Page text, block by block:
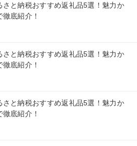
さと納税おすすめ返礼品5選！魅力か
底紹介！
さと納税おすすめ返礼品5選！魅力か
底紹介！
さと納税おすすめ返礼品5選！魅力か
底紹介！